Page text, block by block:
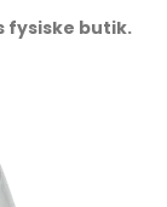
fysiske butik.